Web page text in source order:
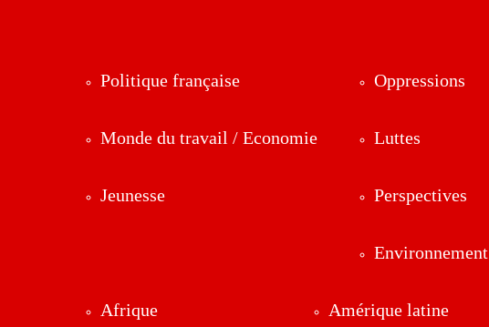
Politique française
Monde du travail / Economie
Jeunesse
Oppressions
Luttes
Perspectives
Environnement
Afrique Amérique latine